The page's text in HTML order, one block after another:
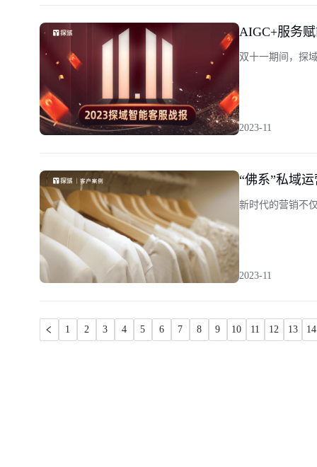
AIGC+服务
双十一期间，探
2023-11
“佛系”私域
新时代的营销不
2023-11
1 2 3 4 5 6 7 8 9 10 11 12 13 14